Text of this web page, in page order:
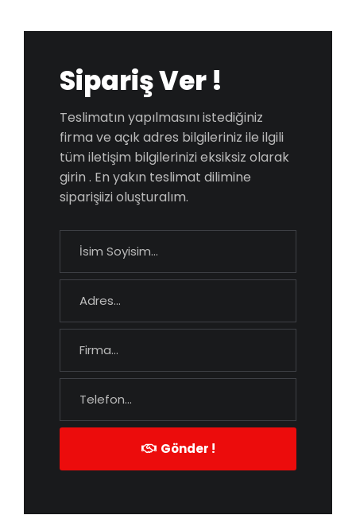
Sipariş Ver !
Teslimatın yapılmasını istediğiniz
firma ve açık adres bilgileriniz ile ilgili
tüm iletişim bilgilerinizi eksiksiz olarak
girin . En yakın teslimat dilimine
siparişiizi oluşturalım.
Gönder !